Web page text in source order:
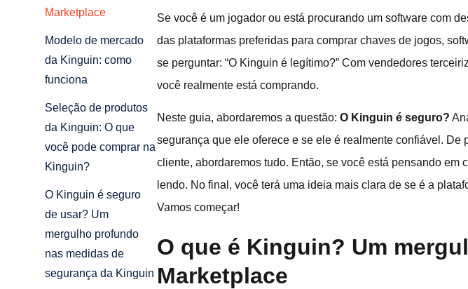
Marketplace
Modelo de mercado
da Kinguin: como
funciona
Seleção de produtos
da Kinguin: O que
você pode comprar na
Kinguin?
O Kinguin é seguro
de usar? Um
mergulho profundo
nas medidas de
segurança da Kinguin
Se você é um jogador ou está procurando um software com
das plataformas preferidas para comprar chaves de jogos,
se perguntar: “O Kinguin é legítimo?” Com vendedores
você realmente está comprando.
Neste guia, abordaremos a questão: O Kinguin é seguro?
segurança que ele oferece e se ele é realmente confiável.
cliente, abordaremos tudo. Então, se você está pensando
lendo. No final, você terá uma ideia mais clara de se é a
Vamos começar!
O que é Kinguin? Um
Marketplace